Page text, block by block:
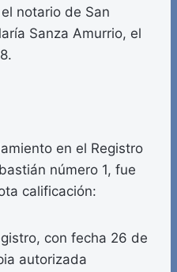
notario de San
Sanza Amurrio, el
en el Registro
número 1, fue
calificación:
con fecha 26 de
autorizada